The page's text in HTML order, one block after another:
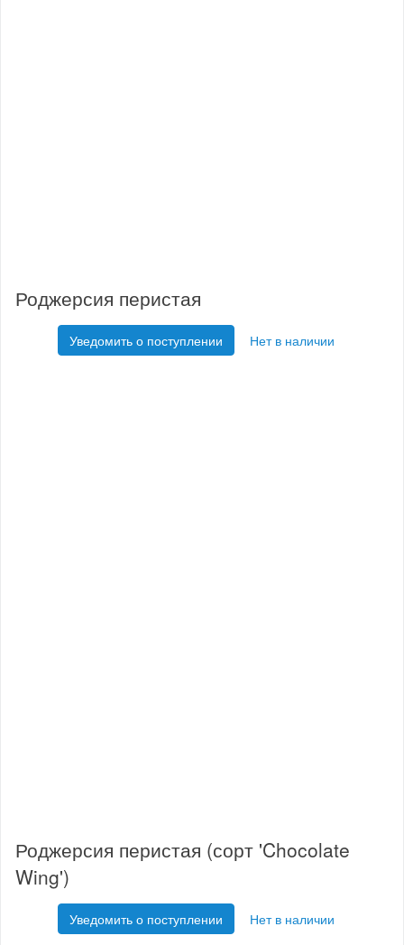
Роджерсия перистая
Уведомить о поступлении Нет в наличии
Роджерсия перистая (сорт 'Chocolate
Wing')
Уведомить о поступлении Нет в наличии